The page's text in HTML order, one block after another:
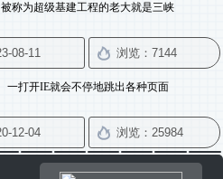
被称为超级基建工程的老大就是三峡
一打开IE就会不停地跳出各种页面